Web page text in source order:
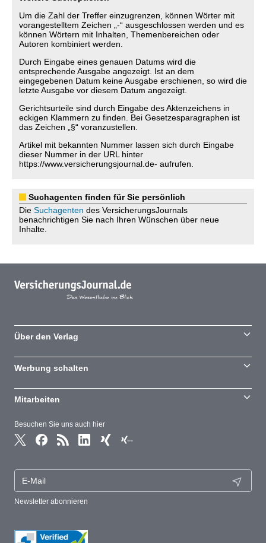
Um die Zahl der Treffer einzugrenzen, können Wörter mit
vorangestelltem Zeichen „-“ ausgeschlossen werden und es
können Wörtern mit Inhalten, Themenbereichen oder
Autoren kombiniert werden.
Durch Eingabe eines genauen Datums wird die
entsprechende Ausgabe angezeigt. Ist an dem
eingegebenen Datum keine Ausgabe erschienen, so wird die
letzte Ausgabe vor diesem Datum angezeigt.
Gerichtsurteile sind durch Eingabe des Aktenzeichens in
eckigen Klammern zu finden. Bei Gesetzesparagraphen ist
das Zeichen „§“ voranzustellen.
Artikel mit bekannten Nummer lassen sich durch Eingabe
dieser Nummer in der URL hinter
https://www.versicherungsjournal.de- aufrufen.
Suchagenten finden für Sie persönlich
Die Suchagenten des VersicherungsJournals
benachrichtigen Sie nach Ihren Wünschen über neue
Inhalte.
Besuchen Sie uns auch hier
Newsletter abonnieren
Über den Verlag
Werbung schalten
Mitarbeiten